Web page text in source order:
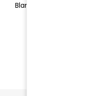
Blanda